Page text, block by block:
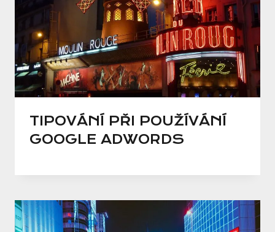
TIPOVÁNÍ PŘI POUŽÍVÁNÍ
GOOGLE ADWORDS